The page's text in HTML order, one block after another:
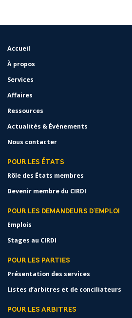
FOOTER
Accueil
À propos
Services
Affaires
Ressources
Actualités & Événements
Nous contacter
POUR LES ÉTATS
Rôle des États membres
Devenir membre du CIRDI
POUR LES DEMANDEURS D'EMPLOI
Emplois
Stages au CIRDI
POUR LES PARTIES
Présentation des services
Listes d’arbitres et de conciliateurs
POUR LES ARBITRES